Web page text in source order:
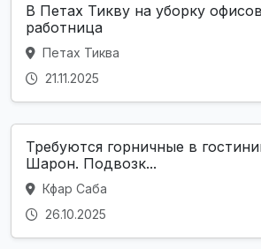
В Петах Тикву на уборку
работница
Петах Тиква
21.11.2025
Требуются горничные в
Шарон. Подвозк...
Кфар Саба
26.10.2025